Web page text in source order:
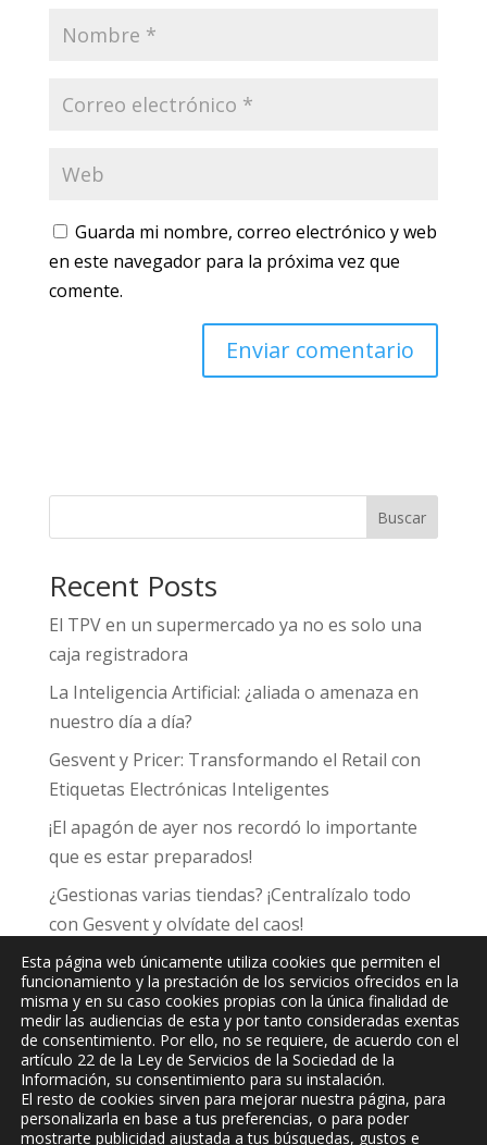
Guarda mi nombre, correo electrónico y web
en este navegador para la próxima vez que
comente.
Buscar
Recent Posts
El TPV en un supermercado ya no es solo una
caja registradora
La Inteligencia Artificial: ¿aliada o amenaza en
nuestro día a día?
Gesvent y Pricer: Transformando el Retail con
Etiquetas Electrónicas Inteligentes
¡El apagón de ayer nos recordó lo importante
que es estar preparados!
¿Gestionas varias tiendas? ¡Centralízalo todo
con Gesvent y olvídate del caos!
JPCInformática y Comunicaciones, S.L.
Esta página web únicamente utiliza cookies que permiten el
funcionamiento y la prestación de los servicios ofrecidos en la
misma y en su caso cookies propias con la única finalidad de
medir las audiencias de esta y por tanto consideradas exentas
de consentimiento. Por ello, no se requiere, de acuerdo con el
artículo 22 de la Ley de Servicios de la Sociedad de la
Información, su consentimiento para su instalación.
El resto de cookies sirven para mejorar nuestra página, para
personalizarla en base a tus preferencias, o para poder
mostrarte publicidad ajustada a tus búsquedas, gustos e